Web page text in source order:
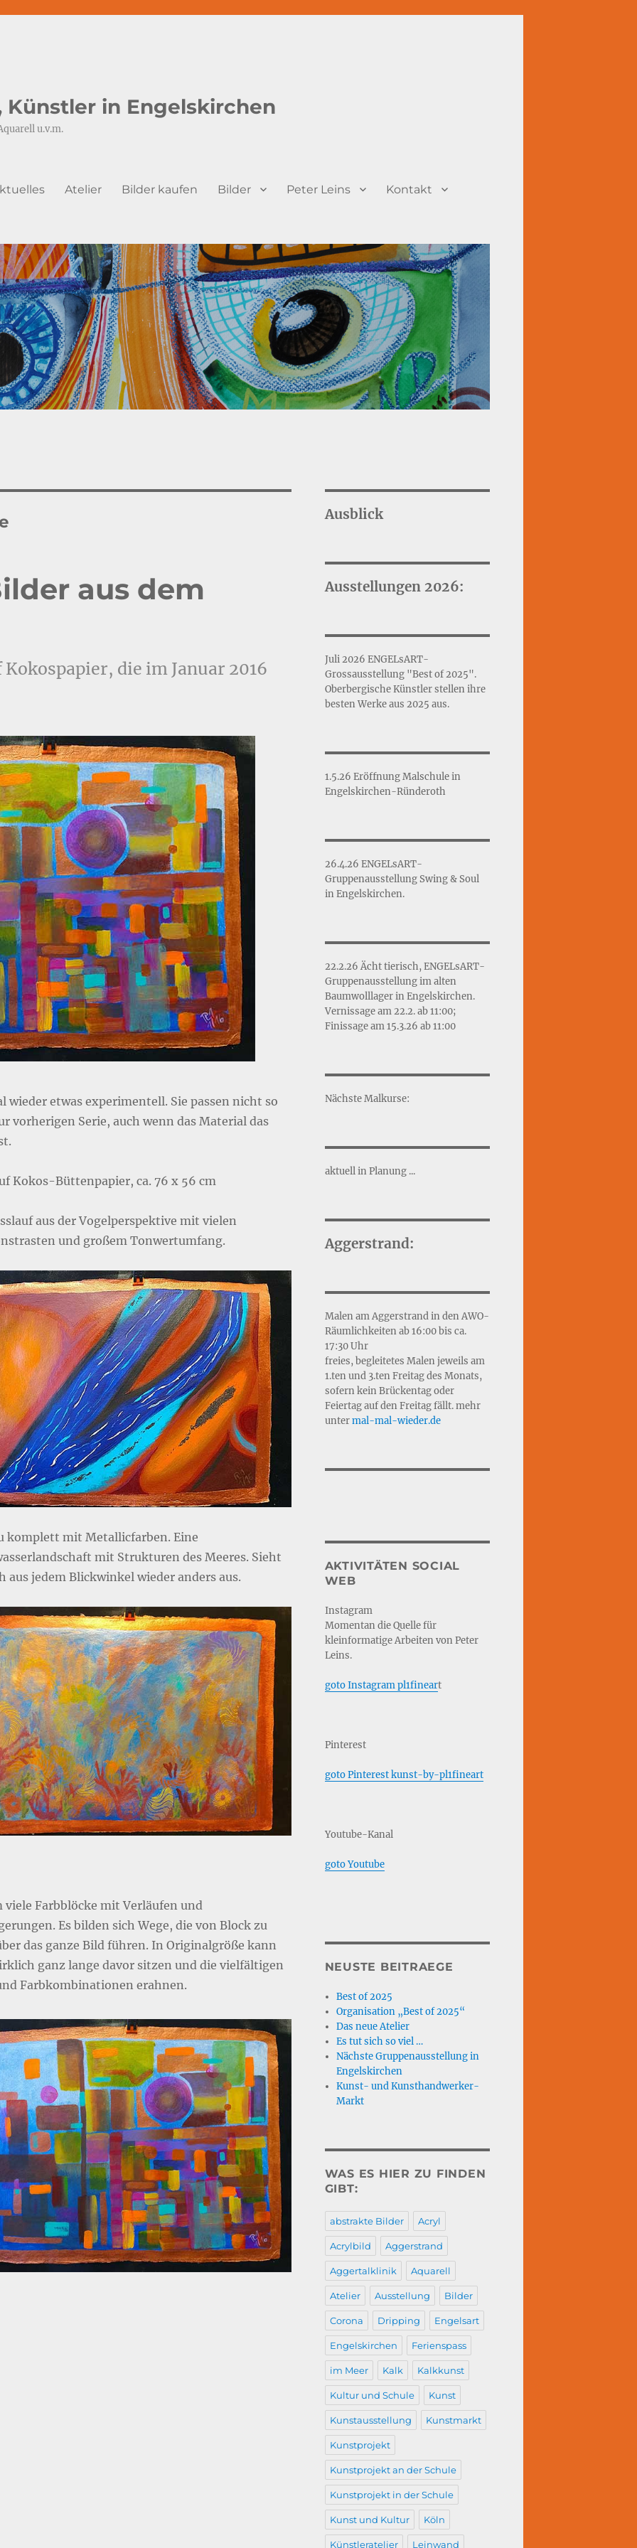
Künstler in Engelskirchen
u.v.m.
Atelier Bilder kaufen Bilder Peter Leins Kontakt
aus dem
die im Januar 2016
wieder etwas experimentell. Sie passen nicht so
vorherigen Serie, auch wenn das Material das
Kokos-Büttenpapier, ca. 76 x 56 cm
aus der Vogelperspektive mit vielen
und großem Tonwertumfang.
komplett mit Metallicfarben. Eine
mit Strukturen des Meeres. Sieht
aus jedem Blickwinkel wieder anders aus.
viele Farbblöcke mit Verläufen und
Es bilden sich Wege, die von Block zu
das ganze Bild führen. In Originalgröße kann
ganz lange davor sitzen und die vielfältigen
Farbkombinationen erahnen.
Ausblick
Ausstellungen 2026:
Juli 2026 ENGELsART-
Grossausstellung "Best of 2025".
Oberbergische Künstler stellen ihre
besten Werke aus 2025 aus.
1.5.26 Eröffnung Malschule in
Engelskirchen-Ründeroth
26.4.26 ENGELsART-
Gruppenausstellung Swing & Soul
in Engelskirchen.
22.2.26 Ächt tierisch, ENGELsART-
Gruppenausstellung im alten
Baumwolllager in Engelskirchen.
Vernissage am 22.2. ab 11:00;
Finissage am 15.3.26 ab 11:00
Nächste Malkurse:
aktuell in Planung ...
Aggerstrand:
Malen am Aggerstrand in den AWO-
Räumlichkeiten ab 16:00 bis ca.
17:30 Uhr
freies, begleitetes Malen jeweils am
1.ten und 3.ten Freitag des Monats,
sofern kein Brückentag oder
Feiertag auf den Freitag fällt. mehr
untermal-mal-wieder.de
AKTIVITÄTEN SOCIAL
WEB
Instagram
Momentan die Quelle für
kleinformatige Arbeiten von Peter
Leins.
goto Instagram pl1fineart
Pinterest
goto Pinterest kunst-by-pl1fineart
Youtube-Kanal
goto Youtube
NEUSTE BEITRAEGE
Best of 2025
Organisation „Best of 2025“
Das neue Atelier
Es tut sich so viel …
Nächste Gruppenausstellung in
Engelskirchen
Kunst- und Kunsthandwerker-
Markt
WAS ES HIER ZU FINDEN
GIBT:
abstrakte Bilder Acryl
Acrylbild Aggerstrand
Aggertalklinik Aquarell
Atelier Ausstellung Bilder
Corona Dripping Engelsart
Engelskirchen Ferienspass
im Meer Kalk Kalkkunst
Kultur und Schule Kunst
Kunstausstellung Kunstmarkt
Kunstprojekt
Kunstprojekt an der Schule
Kunstprojekt in der Schule
Kunst und Kultur Köln
Künstleratelier Leinwand